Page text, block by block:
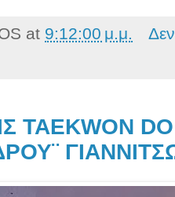
at 9:12:00 μ.μ.
TAEKWON